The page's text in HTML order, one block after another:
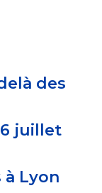
des
juillet
à Lyon